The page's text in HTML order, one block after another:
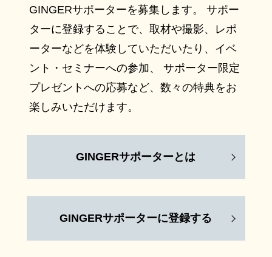
GINGERサポーターを募集します。 サポー
ターに登録することで、取材や撮影、レポ
ーターなどを体験していただいたり、イベ
ント・セミナーへの参加、 サポーター限定
プレゼントへの応募など、数々の特典をお
楽しみいただけます。
GINGERサポーターとは
GINGERサポーターに登録する